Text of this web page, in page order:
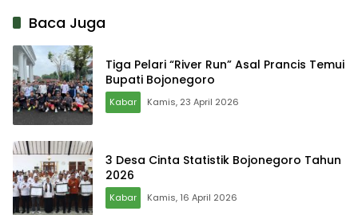
Baca Juga
Tiga Pelari “River Run” Asal Prancis Temui
Bupati Bojonegoro
Kabar Kamis, 23 April 2026
3 Desa Cinta Statistik Bojonegoro Tahun
2026
Kabar Kamis, 16 April 2026